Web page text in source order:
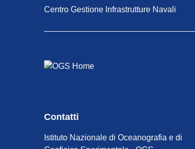
Centro Gestione Infrastrutture Navali
Contatti
Istituto Nazionale di Oceanografia e di